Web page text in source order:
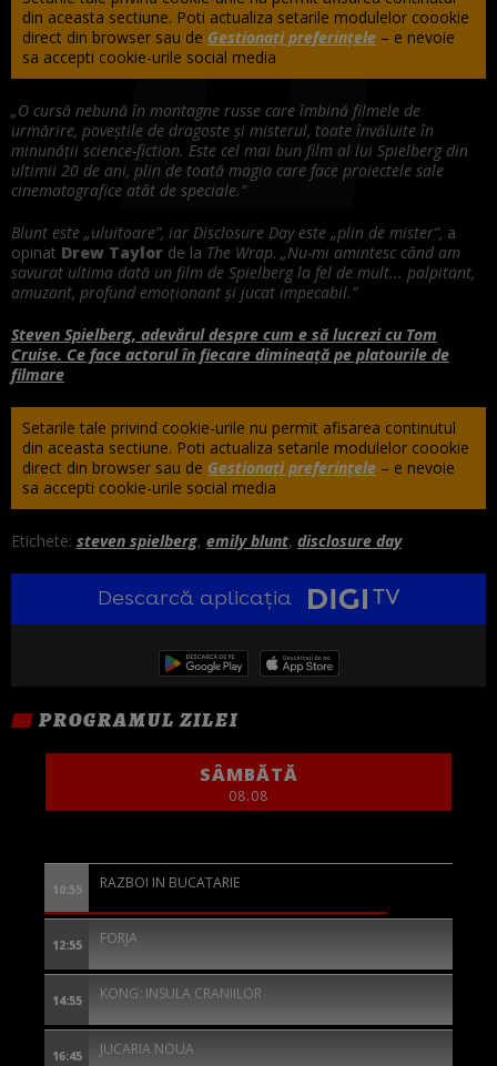
din aceasta sectiune. Poti actualiza setarile modulelor coookie
direct din browser sau de Gestionați preferințele – e nevoie
sa accepti cookie-urile social media
„O cursă nebună în montagne russe care îmbină filmele de
urmărire, poveștile de dragoste și misterul, toate învăluite în
minunății science-fiction. Este cel mai bun film al lui Spielberg din
ultimii 20 de ani, plin de toată magia care face proiectele sale
cinematografice atât de speciale.”
Blunt este „uluitoare”, iar Disclosure Day este „plin de mister”, a
opinat Drew Taylor de la The Wrap. „Nu-mi amintesc când am
savurat ultima dată un film de Spielberg la fel de mult... palpitant,
amuzant, profund emoționant și jucat impecabil.”
Steven Spielberg, adevărul despre cum e să lucrezi cu Tom
Cruise. Ce face actorul în fiecare dimineață pe platourile de
filmare
Setarile tale privind cookie-urile nu permit afisarea continutul
din aceasta sectiune. Poti actualiza setarile modulelor coookie
direct din browser sau de Gestionați preferințele – e nevoie
sa accepti cookie-urile social media
Etichete: steven spielberg, emily blunt, disclosure day
Descarcă aplicația
PROGRAMUL ZILEI
SÂMBĂTĂ
08.08
10:55 RAZBOI IN BUCATARIE
12:55 FORJA
14:55 KONG: INSULA CRANIILOR
16:45 JUCARIA NOUA